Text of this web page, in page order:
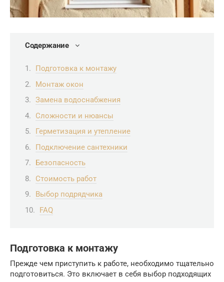
Содержание
Подготовка к монтажу
Монтаж окон
Замена водоснабжения
Сложности и нюансы
Герметизация и утепление
Подключение сантехники
Безопасность
Стоимость работ
Выбор подрядчика
FAQ
Подготовка к монтажу
Прежде чем приступить к работе, необходимо тщательно
подготовиться. Это включает в себя выбор подходящих